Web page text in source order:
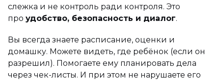
слежка и не контроль ради контроля. Это
про удобство, безопасность и диалог.
Вы всегда знаете расписание, оценки и
домашку. Можете видеть, где ребёнок (если он
разрешил). Помогаете ему планировать дела
через чек-листы. И при этом не нарушаете его